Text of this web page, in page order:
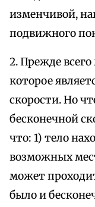
изменчивой,
подвижного
2. Прежде
которое
скорости. Но
бесконечной
что: 1) тело
возможных
может
было и